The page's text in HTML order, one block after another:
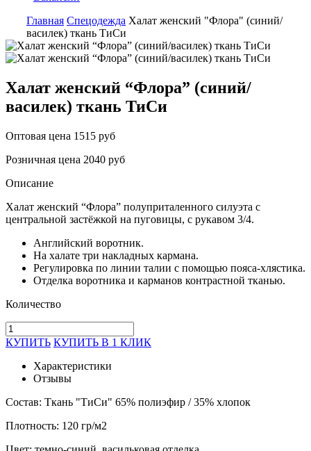
Главная Спецодежда Халат женский "Флора" (синий/
василек) ткань ТиСи
Халат женский “Флора” (синий/
василек) ткань ТиСи
Оптовая цена 1515 руб
Розничная цена 2040 руб
Описание
Халат женский “Флора” полуприталенного силуэта с
центральной застёжкой на пуговицы, с рукавом 3/4.
Английский воротник.
На халате три накладных кармана.
Регулировка по линии талии с помощью пояса-хлястика.
Отделка воротника и карманов контрастной тканью.
Количество
КУПИТЬ КУПИТЬ В 1 КЛИК
Характеристики
Отзывы
Состав: Ткань "ТиСи" 65% полиэфир / 35% хлопок
Плотность: 120 гр/м2